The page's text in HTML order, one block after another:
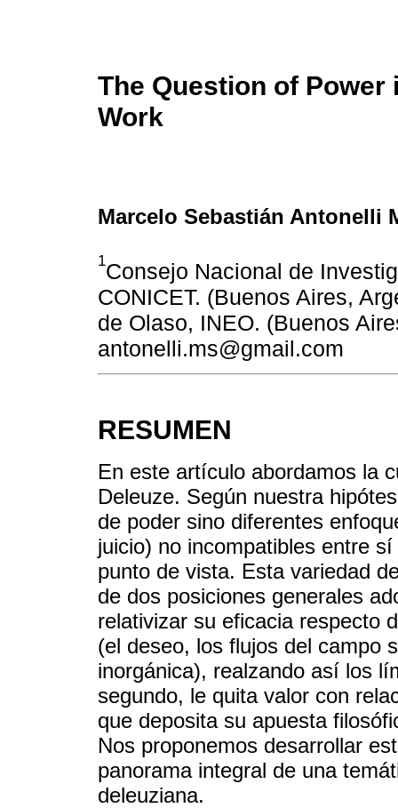
The Question of Power
Work
Marcelo Sebastián Antonelli
1Consejo Nacional de
CONICET. (Buenos Aires,
de Olaso, INEO. (Buenos
antonelli.ms@gmail.com
RESUMEN
En este artículo abordamos la
Deleuze. Según nuestra
de poder sino diferentes
juicio) no incompatibles entre
punto de vista. Esta variedad
de dos posiciones generales
relativizar su eficacia respecto
(el deseo, los flujos del campo
inorgánica), realzando así los
segundo, le quita valor con
que deposita su apuesta
Nos proponemos desarrollar
panorama integral de una
deleuziana.